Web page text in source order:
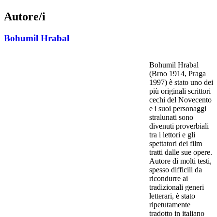
Autore/i
Bohumil Hrabal
Bohumil Hrabal
(Brno 1914, Praga
1997) è stato uno dei
più originali scrittori
cechi del Novecento
e i suoi personaggi
stralunati sono
divenuti proverbiali
tra i lettori e gli
spettatori dei film
tratti dalle sue opere.
Autore di molti testi,
spesso difficili da
ricondurre ai
tradizionali generi
letterari, è stato
ripetutamente
tradotto in italiano